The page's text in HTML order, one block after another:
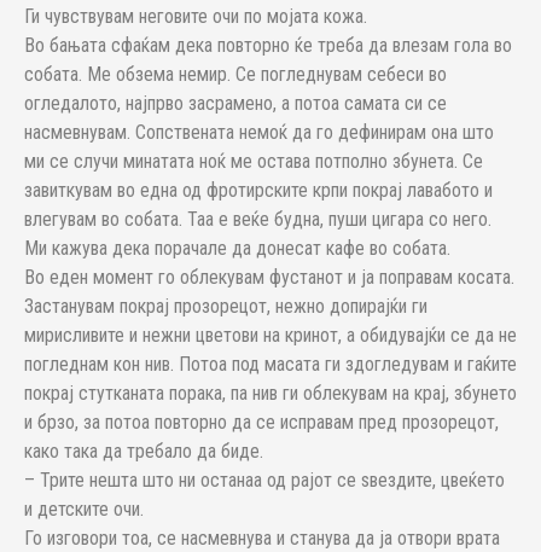
Ги чувствувам неговите очи по мојата кожа.
Во бањата сфаќам дека повторно ќе треба да влезам гола во
собата. Ме обзема немир. Се погледнувам себеси во
огледалото, најпрво засрамено, а потоа самата си се
насмевнувам. Сопствената немоќ да го дефинирам она што
ми се случи минатата ноќ ме остава потполно збунета. Се
завиткувам во една од фротирските крпи покрај лавабото и
влегувам во собата. Таа е веќе будна, пуши цигара со него.
Ми кажува дека порачале да донесат кафе во собата.
Во еден момент го облекувам фустанот и ја поправам косата.
Застанувам покрај прозорецот, нежно допирајќи ги
мирисливите и нежни цветови на кринот, а обидувајќи се да не
погледнам кон нив. Потоа под масата ги здогледувам и гаќите
покрај стутканата порака, па нив ги облекувам на крај, збунето
и брзо, за потоа повторно да се исправам пред прозорецот,
како така да требало да биде.
– Трите нешта што ни останаа од рајот се ѕвездите, цвеќето
и детските очи.
Го изговори тоа, се насмевнува и станува да ја отвори врата